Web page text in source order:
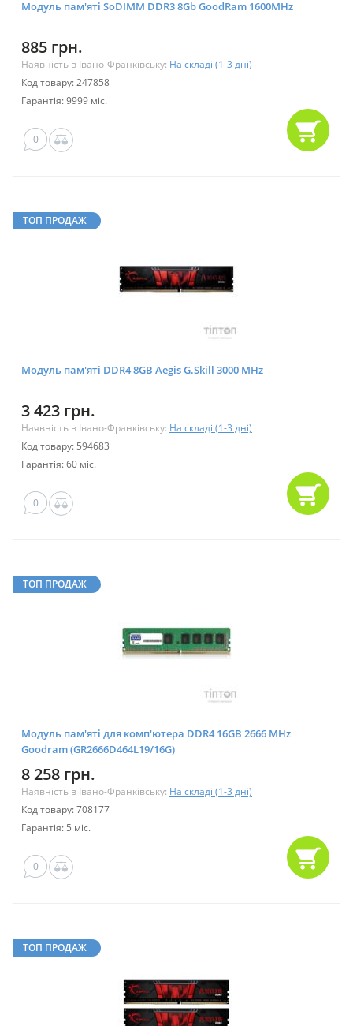
Модуль пам'яті SoDIMM DDR3 8Gb GoodRam 1600MHz
885 грн.
Наявність в Івано-Франківську: На складі (1-3 дні)
Код товару: 247858
Гарантія: 9999 міс.
0
ТОП ПРОДАЖ
Модуль пам'яті DDR4 8GB Aegis G.Skill 3000 MHz
3 423 грн.
Наявність в Івано-Франківську: На складі (1-3 дні)
Код товару: 594683
Гарантія: 60 міс.
0
ТОП ПРОДАЖ
Модуль пам'яті для комп'ютера DDR4 16GB 2666 MHz
Goodram (GR2666D464L19/16G)
8 258 грн.
Наявність в Івано-Франківську: На складі (1-3 дні)
Код товару: 708177
Гарантія: 5 міс.
0
ТОП ПРОДАЖ